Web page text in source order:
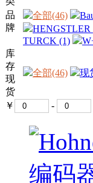
品
牌
全部(46)
HENGSTLER
TURCK (1)
库
存
现
货
全部(46) 现
￥ -